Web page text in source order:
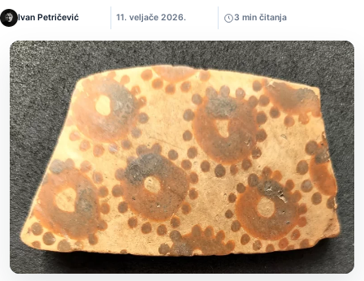
Ivan Petričević 11. veljače 2026. 3 min čitanja